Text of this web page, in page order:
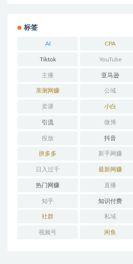
标签
AI CPA
Tiktok YouTube
主播 亚马逊
亲测网赚 公域
卖课 小白
引流 微博
投放 抖音
拼多多 新手网赚
日入过千 最新网赚
热门网赚 直播
知乎 知识付费
社群 私域
视频号 闲鱼